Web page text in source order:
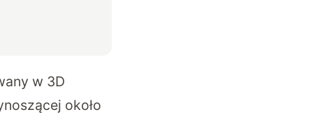
w 3D
około